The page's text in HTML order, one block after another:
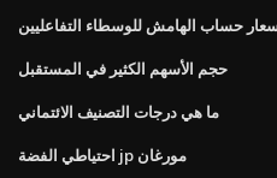
حساب الهامش للوسطاء التفاعليين
حجم الأسهم الكثير في المستقبل
ما هي درجات التصنيف الائتماني
احتياطي الفضة jp مورغان